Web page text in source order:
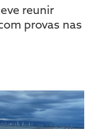
reunir
provas nas